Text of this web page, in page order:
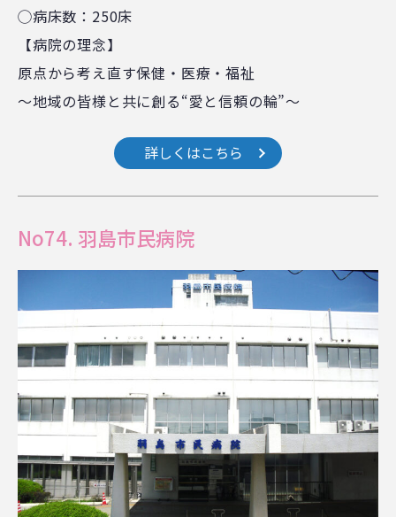
◯病床数：250床
【病院の理念】
原点から考え直す保健・医療・福祉
～地域の皆様と共に創る“愛と信頼の輪”～
詳しくはこちら
No74. 羽島市民病院